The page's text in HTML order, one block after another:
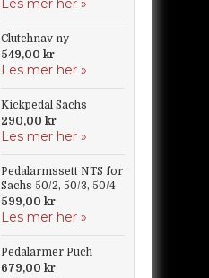
Les mer her »
Clutchnav ny
549,00 kr
Les mer her »
Kickpedal Sachs
290,00 kr
Les mer her »
Pedalarmssett NTS for
Sachs 50/2, 50/3, 50/4
599,00 kr
Les mer her »
Pedalarmer Puch
679,00 kr